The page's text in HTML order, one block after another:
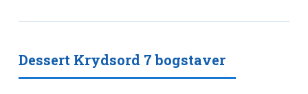
Dessert Krydsord 7 bogstaver